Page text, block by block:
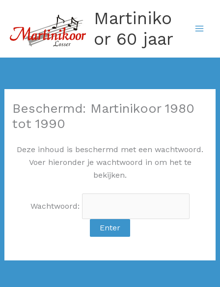
inhoud
Martiniko
or 60 jaar
Beschermd: Martinikoor 1980
tot 1990
Deze inhoud is beschermd met een wachtwoord.
Voer hieronder je wachtwoord in om het te
bekijken.
Wachtwoord: